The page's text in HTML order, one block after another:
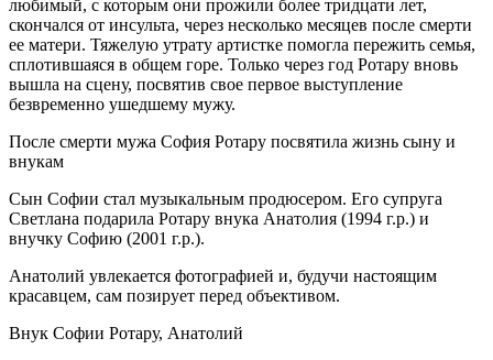
любимый, с которым они прожили более тридцати лет,
скончался от инсульта, через несколько месяцев после смерти
ее матери. Тяжелую утрату артистке помогла пережить семья,
сплотившаяся в общем горе. Только через год Ротару вновь
вышла на сцену, посвятив свое первое выступление
безвременно ушедшему мужу.
После смерти мужа София Ротару посвятила жизнь сыну и
внукам
Сын Софии стал музыкальным продюсером. Его супруга
Светлана подарила Ротару внука Анатолия (1994 г.р.) и
внучку Софию (2001 г.р.).
Анатолий увлекается фотографией и, будучи настоящим
красавцем, сам позирует перед объективом.
Внук Софии Ротару, Анатолий